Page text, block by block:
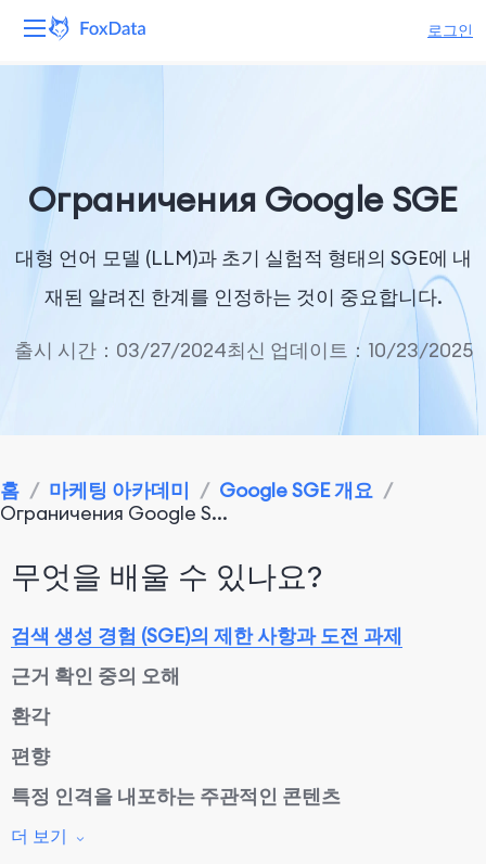
로그인
솔루션
자원
Ограничения Google SGE
대형 언어 모델 (LLM)과 초기 실험적 형태의 SGE에 내
재된 알려진 한계를 인정하는 것이 중요합니다.
출시 시간：03/27/2024최신 업데이트：10/23/2025
홈 / 마케팅 아카데미 / Google SGE 개요 /
Ограничения Google S...
무엇을 배울 수 있나요?
검색 생성 경험 (SGE)의 제한 사항과 도전 과제
근거 확인 중의 오해
환각
편향
특정 인격을 내포하는 주관적인 콘텐츠
기존 검색 기능과의 중복 또는 모순
더 보기